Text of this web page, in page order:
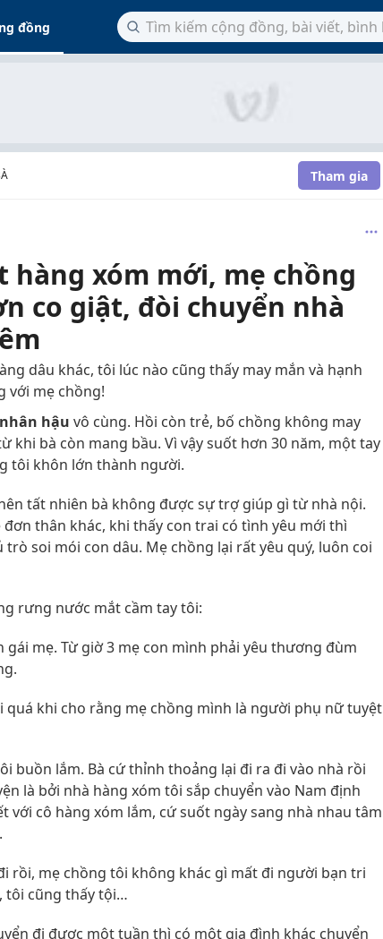
đồng
Tham gia
hàng xóm mới, mẹ chồng
co giật, đòi chuyển nhà
dâu khác, tôi lúc nào cũng thấy may mắn và hạnh
với mẹ chồng!
hậu vô cùng. Hồi còn trẻ, bố chồng không may
khi bà còn mang bầu. Vì vậy suốt hơn 30 năm, một tay
tôi khôn lớn thành người.
tất nhiên bà không được sự trợ giúp gì từ nhà nội.
thân khác, khi thấy con trai có tình yêu mới thì
soi mói con dâu. Mẹ chồng lại rất yêu quý, luôn coi
rưng nước mắt cầm tay tôi:
gái mẹ. Từ giờ 3 mẹ con mình phải yêu thương đùm
quá khi cho rằng mẹ chồng mình là người phụ nữ tuyệt
buồn lắm. Bà cứ thỉnh thoảng lại đi ra đi vào nhà rồi
là bởi nhà hàng xóm tôi sắp chuyển vào Nam định
với cô hàng xóm lắm, cứ suốt ngày sang nhà nhau tâm
rồi, mẹ chồng tôi không khác gì mất đi người bạn tri
tôi cũng thấy tội…
đi được một tuần thì có một gia đình khác chuyển